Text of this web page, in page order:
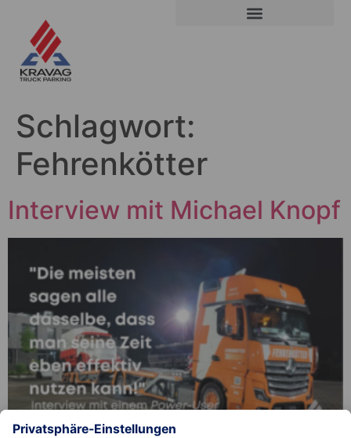
Schlagwort:
Fehrenkötter
Interview mit Michael Knopf